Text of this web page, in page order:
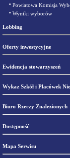
• Powiatowa Komisja
• Wyniki wyborów
Lobbing
Oferty inwestycyjne
Ewidencja stowarzyszeń
Wykaz Szkół i Placówek
Biuro Rzeczy Znalezionych
Dostępność
Mapa Serwisu